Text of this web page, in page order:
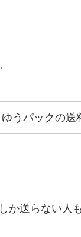
ゆうパックの送
か送らない人